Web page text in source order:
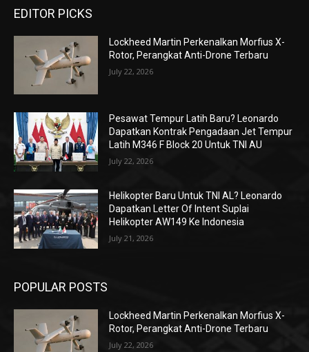
EDITOR PICKS
Lockheed Martin Perkenalkan Morfius X-
Rotor, Perangkat Anti-Drone Terbaru
July 22, 2026
Pesawat Tempur Latih Baru? Leonardo
Dapatkan Kontrak Pengadaan Jet Tempur
Latih M346 F Block 20 Untuk TNI AU
July 22, 2026
Helikopter Baru Untuk TNI AL? Leonardo
Dapatkan Letter Of Intent Suplai
Helikopter AW149 Ke Indonesia
July 21, 2026
POPULAR POSTS
Lockheed Martin Perkenalkan Morfius X-
Rotor, Perangkat Anti-Drone Terbaru
July 22, 2026